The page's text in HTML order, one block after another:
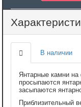
В наличии
Янтарные камни
просыпаются
засыпаются
Приблизительный